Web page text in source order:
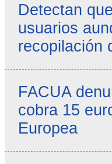
Detectan
usuarios
recopilación
FACUA
cobra 15
Europea